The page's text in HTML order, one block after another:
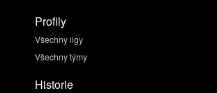
Profily
Všechny ligy
Všechny týmy
Historie